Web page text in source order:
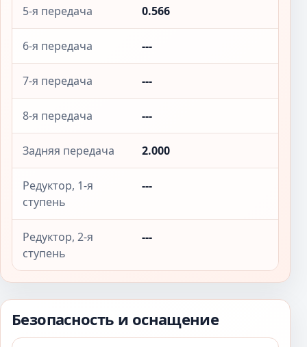
5-я передача 0.566
6-я передача ---
7-я передача ---
8-я передача ---
Задняя передача 2.000
Редуктор, 1-я
ступень
---
Редуктор, 2-я
ступень
---
Безопасность и оснащение